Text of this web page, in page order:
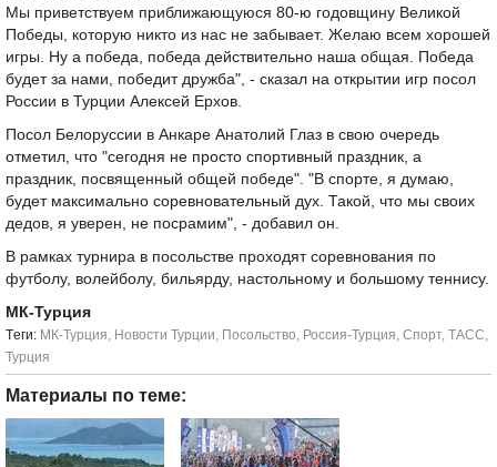
Мы приветствуем приближающуюся 80-ю годовщину Великой
Победы, которую никто из нас не забывает. Желаю всем хорошей
игры. Ну а победа, победа действительно наша общая. Победа
будет за нами, победит дружба", - сказал на открытии игр посол
России в Турции Алексей Ерхов.
Посол Белоруссии в Анкаре Анатолий Глаз в свою очередь
отметил, что "сегодня не просто спортивный праздник, а
праздник, посвященный общей победе". "В спорте, я думаю,
будет максимально соревновательный дух. Такой, что мы своих
дедов, я уверен, не посрамим", - добавил он.
В рамках турнира в посольстве проходят соревнования по
футболу, волейболу, бильярду, настольному и большому теннису.
МК-Турция
Tеги: МК-Турция, Новости Турции, Посольство, Россия-Турция, Спорт, ТАСС,
Турция
Материалы по теме: